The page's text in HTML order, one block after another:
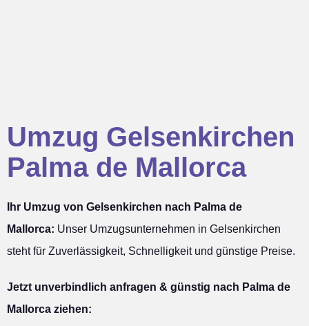
Umzug Gelsenkirchen
Palma de Mallorca
Ihr Umzug von Gelsenkirchen nach Palma de
Mallorca: Unser Umzugsunternehmen in Gelsenkirchen
steht für Zuverlässigkeit, Schnelligkeit und günstige Preise.
Jetzt unverbindlich anfragen & günstig nach Palma de
Mallorca ziehen: